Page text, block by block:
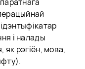
і налады
як рэгіён, мова,